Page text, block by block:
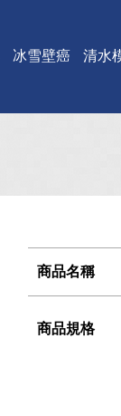
冰雪壁癌 清水
商品名稱
商品規格